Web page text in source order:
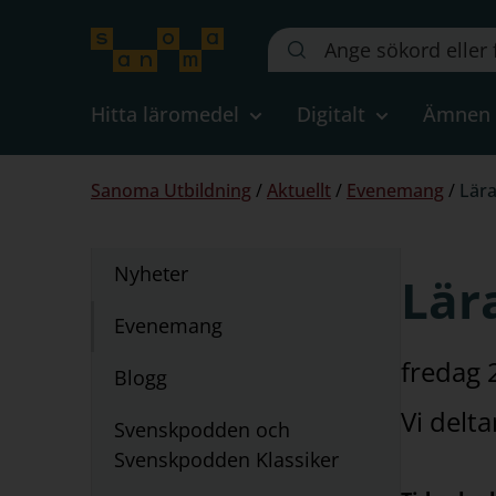
Sök
på
webbplatsen::
Hitta läromedel Digitalt Ämnen
Du
Sanoma Utbildning /Aktuellt/ Evenemang /
Undernavigering
"Aktuellt"
Nyheter
Evenemang
Blogg
Svenskpodden och
Svenskpodden Klassiker
fredag
Vi